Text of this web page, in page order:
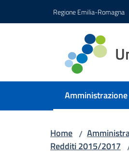
Regione Emilia-Romagna
Amministrazione
Menu selezionato
Home /
Redditi 2015/2017